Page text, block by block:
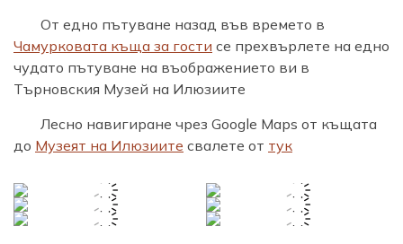
От едно пътуване назад във времето в
Чамурковата къща за гости се прехвърлете на едно
чудато пътуване на въображението ви в
Търновския Музей на Илюзиите
Лесно навигиране чрез Google Maps от къщата
до Музеят на Илюзиите свалете от тук